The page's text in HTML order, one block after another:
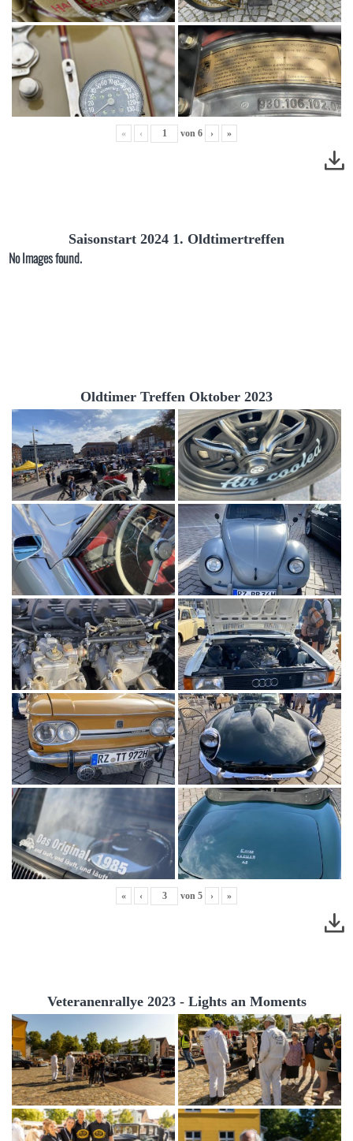
« ‹ von 6 › »
Saisonstart 2024 1. Oldtimertreffen
No Images found.
Oldtimer Treffen Oktober 2023
« ‹ von 5 › »
Veteranenrallye 2023 - Lights an Moments